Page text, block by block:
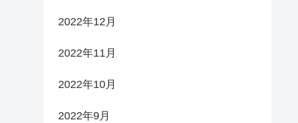
2022年12月
2022年11月
2022年10月
2022年9月